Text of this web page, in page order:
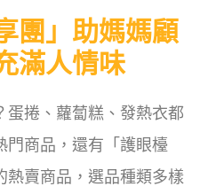
團」助媽媽顧
滿人情味
蛋捲、蘿蔔糕、發熱衣都
門商品，還有「護眼檯
熱賣商品，選品種類多樣